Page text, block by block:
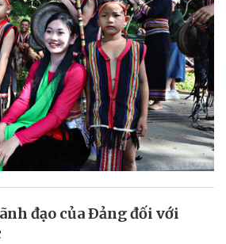
đạo của Ðảng đối với